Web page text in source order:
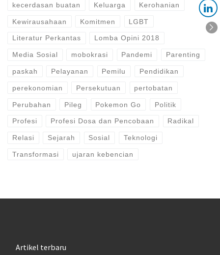
kecerdasan buatan Keluarga Kerohanian
Kewirausahaan Komitmen LGBT
Literatur Perkantas Lomba Opini 2018
Media Sosial mobokrasi Pandemi Parenting
paskah Pelayanan Pemilu Pendidikan
perekonomian Persekutuan pertobatan
Perubahan Pileg Pokemon Go Politik
Profesi Profesi Dosa dan Pencobaan Radikal
Relasi Sejarah Sosial Teknologi
Transformasi ujaran kebencian
Artikel terbaru